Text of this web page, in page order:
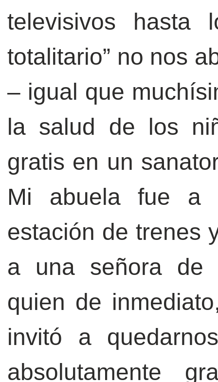
televisivos hasta
totalitario” no nos
– igual que
la salud de los
gratis en un
Mi abuela fue a
estación de trenes
a una señora de
quien de
invitó a
absolutamente